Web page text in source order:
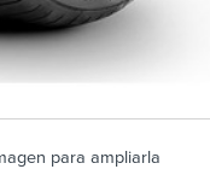
para ampliarla